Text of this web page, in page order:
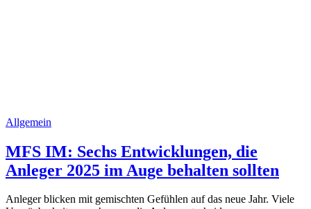
Allgemein
MFS IM: Sechs Entwicklungen, die
Anleger 2025 im Auge behalten sollten
Anleger blicken mit gemischten Gefühlen auf das neue Jahr. Viele